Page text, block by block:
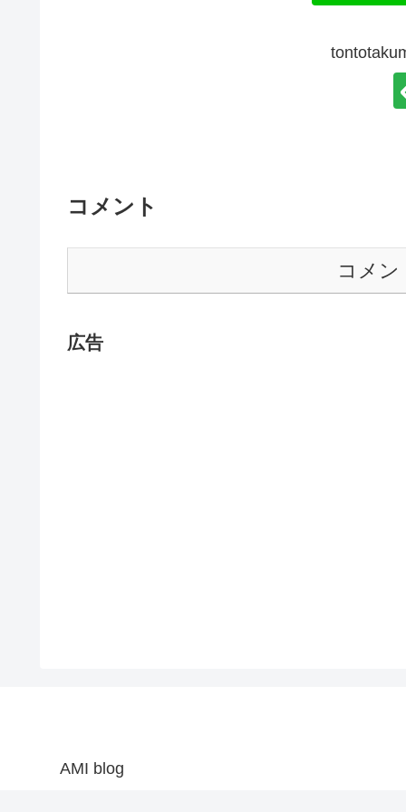
コメント
コメン
広告
AMI blog